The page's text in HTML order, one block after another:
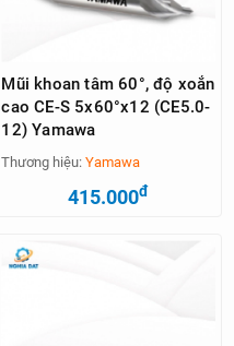
Mũi khoan tâm 60°, độ xoắn
cao CE-S 5x60°x12 (CE5.0-
12) Yamawa
Thương hiệu:Yamawa
415.000đ